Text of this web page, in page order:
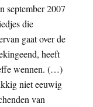
september 2007
die
gaat over de
heeft
wennen. (…)
niet eeuwig
van